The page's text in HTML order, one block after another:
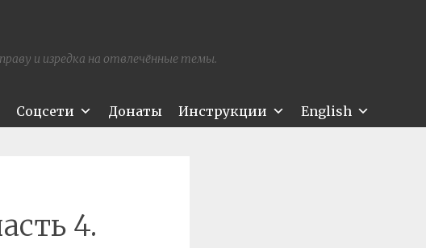
и изредка на отвлечённые темы.
Соцсети Донаты Инструкции English
4.